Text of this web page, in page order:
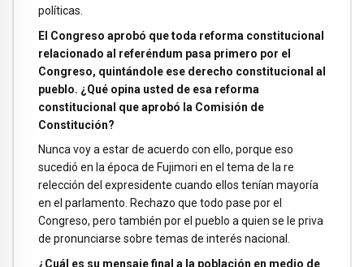
políticas.
El Congreso aprobó que toda reforma constitucional
relacionado al referéndum pasa primero por el
Congreso, quintándole ese derecho constitucional al
pueblo. ¿Qué opina usted de esa reforma
constitucional que aprobó la Comisión de
Constitución?
Nunca voy a estar de acuerdo con ello, porque eso
sucedió en la época de Fujimori en el tema de la re
relección del expresidente cuando ellos tenían mayoría
en el parlamento. Rechazo que todo pase por el
Congreso, pero también por el pueblo a quien se le priva
de pronunciarse sobre temas de interés nacional.
¿Cuál es su mensaje final a la población en medio de